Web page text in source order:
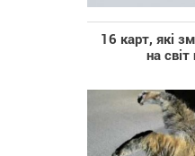
16 карт, які
на